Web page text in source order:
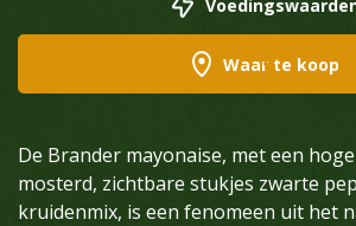
Waar te koop
De Brander mayonaise, met een
mosterd, zichtbare stukjes zwarte
kruidenmix, is een fenomeen uit het